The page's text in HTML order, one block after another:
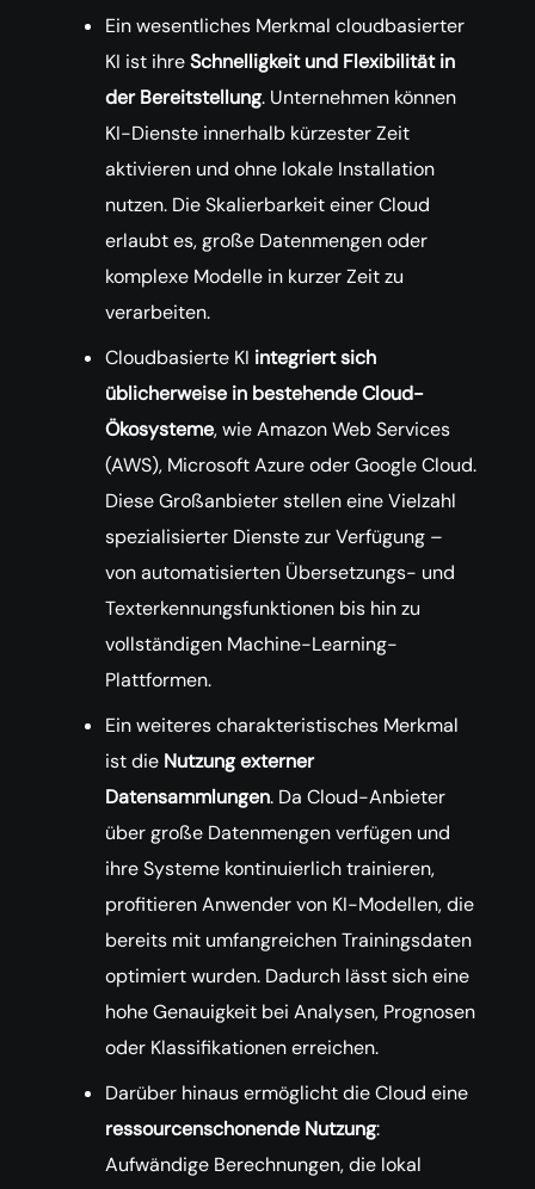
Ein wesentliches Merkmal cloudbasierter
KI ist ihreSchnelligkeit und Flexibilität in
der Bereitstellung. Unternehmen können
KI-Dienste innerhalb kürzester Zeit
aktivieren und ohne lokale Installation
nutzen. Die Skalierbarkeit einer Cloud
erlaubt es, große Datenmengen oder
komplexe Modelle in kurzer Zeit zu
verarbeiten.
Cloudbasierte KI integriert sich
üblicherweise in bestehende Cloud-
Ökosysteme, wie Amazon Web Services
(AWS), Microsoft Azure oder Google Cloud.
Diese Großanbieter stellen eine Vielzahl
spezialisierter Dienste zur Verfügung –
von automatisierten Übersetzungs- und
Texterkennungsfunktionen bis hin zu
vollständigen Machine-Learning-
Plattformen.
Ein weiteres charakteristisches Merkmal
ist die Nutzung externer
Datensammlungen. Da Cloud-Anbieter
über große Datenmengen verfügen und
ihre Systeme kontinuierlich trainieren,
profitieren Anwender von KI-Modellen, die
bereits mit umfangreichen Trainingsdaten
optimiert wurden. Dadurch lässt sich eine
hohe Genauigkeit bei Analysen, Prognosen
oder Klassifikationen erreichen.
Darüber hinaus ermöglicht die Cloud eine
ressourcenschonende Nutzung:
Aufwändige Berechnungen, die lokal